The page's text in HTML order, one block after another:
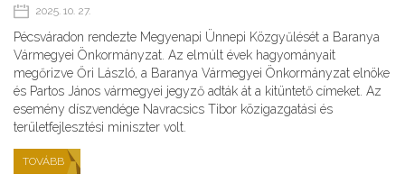
2025. 10. 27.
Pécsváradon rendezte Megyenapi Ünnepi Közgyűlését a Baranya
Vármegyei Önkormányzat. Az elmúlt évek hagyományait
megőrizve Őri László, a Baranya Vármegyei Önkormányzat elnöke
és Partos János vármegyei jegyző adták át a kitüntető címeket. Az
esemény díszvendége Navracsics Tibor közigazgatási és
területfejlesztési miniszter volt.
TOVÁBB